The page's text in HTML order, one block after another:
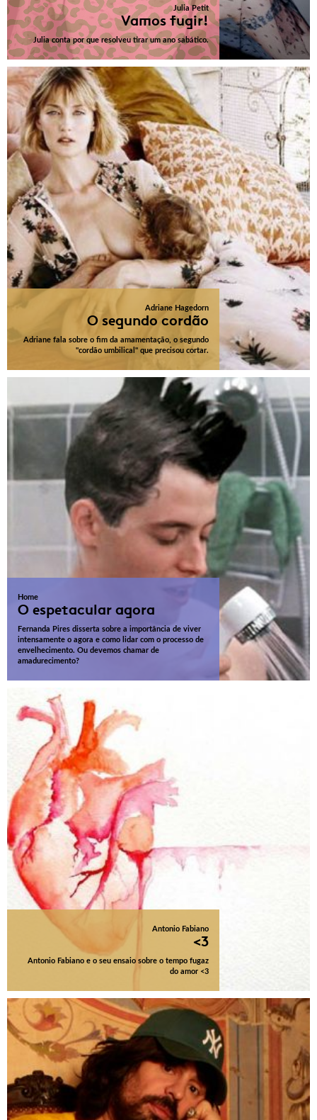
Julia Petit
Vamos fugir!
Julia conta por que resolveu tirar um ano sabático.
Adriane Hagedorn
O segundo cordão
Adriane fala sobre o fim da amamentação, o segundo
"cordão umbilical" que precisou cortar.
Home
O espetacular agora
Fernanda Pires disserta sobre a importância de viver
intensamente o agora e como lidar com o processo de
envelhecimento. Ou devemos chamar de
amadurecimento?
Antonio Fabiano
<3
Antonio Fabiano e o seu ensaio sobre o tempo fugaz
do amor <3